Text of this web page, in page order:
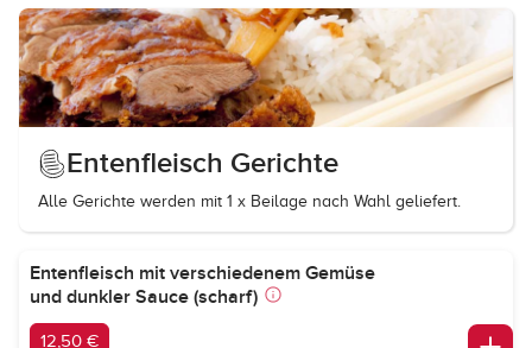
Entenfleisch Gerichte
Alle Gerichte werden mit 1 x Beilage nach Wahl geliefert.
Entenfleisch mit verschiedenem Gemüse
und dunkler Sauce (scharf)
12,50 €